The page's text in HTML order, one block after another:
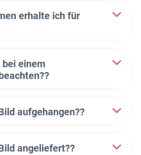
erhalte ich für
bei einem
aufgehangen??
angeliefert??